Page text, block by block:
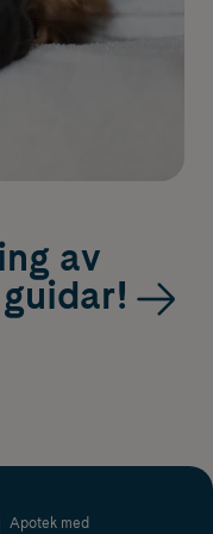
av
Apotek med